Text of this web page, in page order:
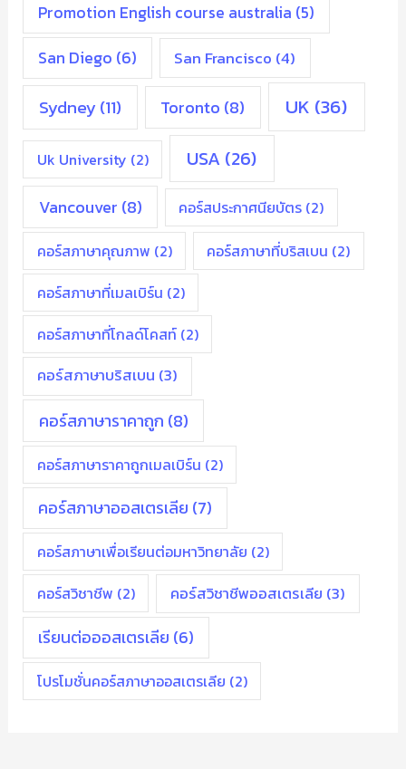
Promotion English course australia (5)
San Diego (6) San Francisco (4)
Sydney (11) Toronto (8) UK (36)
Uk University (2) USA (26)
Vancouver (8) คอร์สประกาศนียบัตร (2)
คอร์สภาษาคุณภาพ (2) คอร์สภาษาที่บริสเบน (2)
คอร์สภาษาที่เมลเบิร์น (2)
คอร์สภาษาที่โกลด์โคสท์(2)
คอร์สภาษาบริสเบน (3)
คอร์สภาษาราคาถูก (8)
คอร์สภาษาราคาถูกเมลเบิร์น (2)
คอร์สภาษาออสเตรเลีย (7)
คอร์สภาษาเพื่อเรียนต่อมหาวิทยาลัย (2)
คอร์สวิชาชีพ (2) คอร์สวิชาชีพออสเตรเลีย (3)
เรียนต่อออสเตรเลีย (6)
โปรโมชั่นคอร์สภาษาออสเตรเลีย (2)